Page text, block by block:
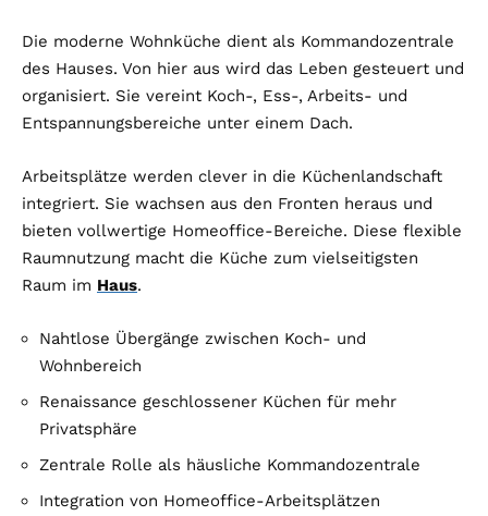
Die moderne Wohnküche dient als Kommandozentrale
des Hauses. Von hier aus wird das Leben gesteuert und
organisiert. Sie vereint Koch-, Ess-, Arbeits- und
Entspannungsbereiche unter einem Dach.
Arbeitsplätze werden clever in die Küchenlandschaft
integriert. Sie wachsen aus den Fronten heraus und
bieten vollwertige Homeoffice-Bereiche. Diese flexible
Raumnutzung macht die Küche zum vielseitigsten
Raum im Haus.
Nahtlose Übergänge zwischen Koch- und
Wohnbereich
Renaissance geschlossener Küchen für mehr
Privatsphäre
Zentrale Rolle als häusliche Kommandozentrale
Integration von Homeoffice-Arbeitsplätzen